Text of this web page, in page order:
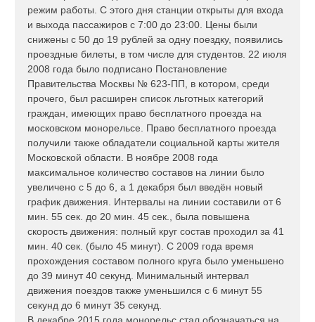
режим работы. С этого дня станции открыты для входа
и выхода пассажиров с 7:00 до 23:00. Цены были
снижены с 50 до 19 рублей за одну поездку, появились
проездные билеты, в том числе для студентов. 22 июля
2008 года было подписано Постановление
Правительства Москвы № 623-ПП, в котором, среди
прочего, был расширен список льготных категорий
граждан, имеющих право бесплатного проезда на
московском монорельсе. Право бесплатного проезда
получили также обладатели социальной карты жителя
Московской области. В ноябре 2008 года
максимальное количество составов на линии было
увеличено с 5 до 6, а 1 декабря был введён новый
график движения. Интервалы на линии составили от 6
мин. 55 сек. до 20 мин. 45 сек., была повышена
скорость движения: полный круг состав проходил за 41
мин. 40 сек. (было 45 минут). С 2009 года время
прохождения составом полного круга было уменьшено
до 39 минут 40 секунд. Минимальный интервал
движения поездов также уменьшился с 6 минут 55
секунд до 6 минут 35 секунд.